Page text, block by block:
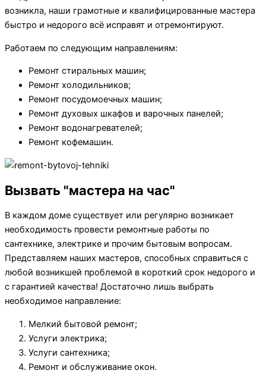
возникла, наши грамотные и квалифицированные мастера
быстро и недорого всё исправят и отремонтируют.
Работаем по следующим направлениям:
Ремонт стиральных машин;
Ремонт холодильников;
Ремонт посудомоечных машин;
Ремонт духовых шкафов и варочных панелей;
Ремонт водонагревателей;
Ремонт кофемашин.
Вызвать "мастера на час"
В каждом доме существует или регулярно возникает
необходимость провести ремонтные работы по
сантехнике, электрике и прочим бытовым вопросам.
Представляем наших мастеров, способных справиться с
любой возникшей проблемой в короткий срок недорого и
с гарантией качества! Достаточно лишь выбрать
необходимое направление:
Мелкий бытовой ремонт;
Услуги электрика;
Услуги сантехника;
Ремонт и обслуживание окон.